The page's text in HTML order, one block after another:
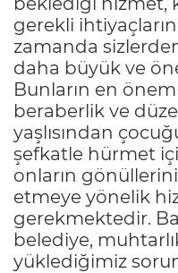
gerekli ihtiyaçların
zamanda
daha büyük ve
Bunların en
beraberlik ve
yaşlısından
şefkatle hürmet
onların
etmeye yönelik
gerekmektedir.
belediye,
yüklediğimiz